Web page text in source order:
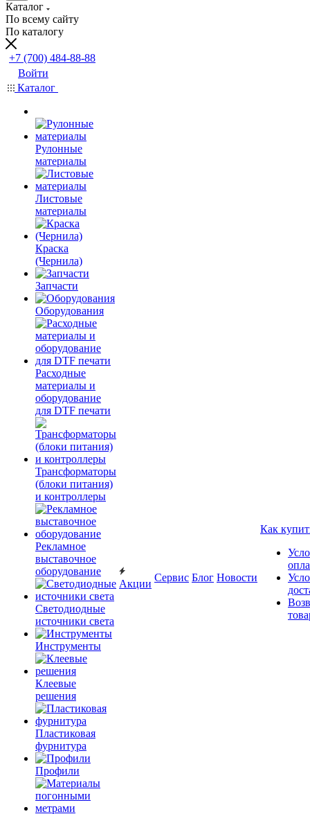
Каталог
По всему сайту
По каталогу
+7 (700) 484-88-88
Войти
Каталог
Рулонные
материалы
Листовые
материалы
Краска
(Чернила)
Запчасти
Оборудования
Расходные
материалы и
оборудование
для DTF печати
Трансформаторы
(блоки питания)
и контроллеры
Рекламное
выставочное
оборудование
Светодиодные
источники света
Инструменты
Клеевые
решения
Пластиковая
фурнитура
Профили
Акции
Сервис Блог Новости
Как